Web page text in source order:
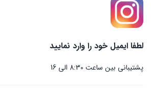
لطفا ایمیل خود را وارد نمایید
پشتیبانی بین ساعت 8:30 الی 16